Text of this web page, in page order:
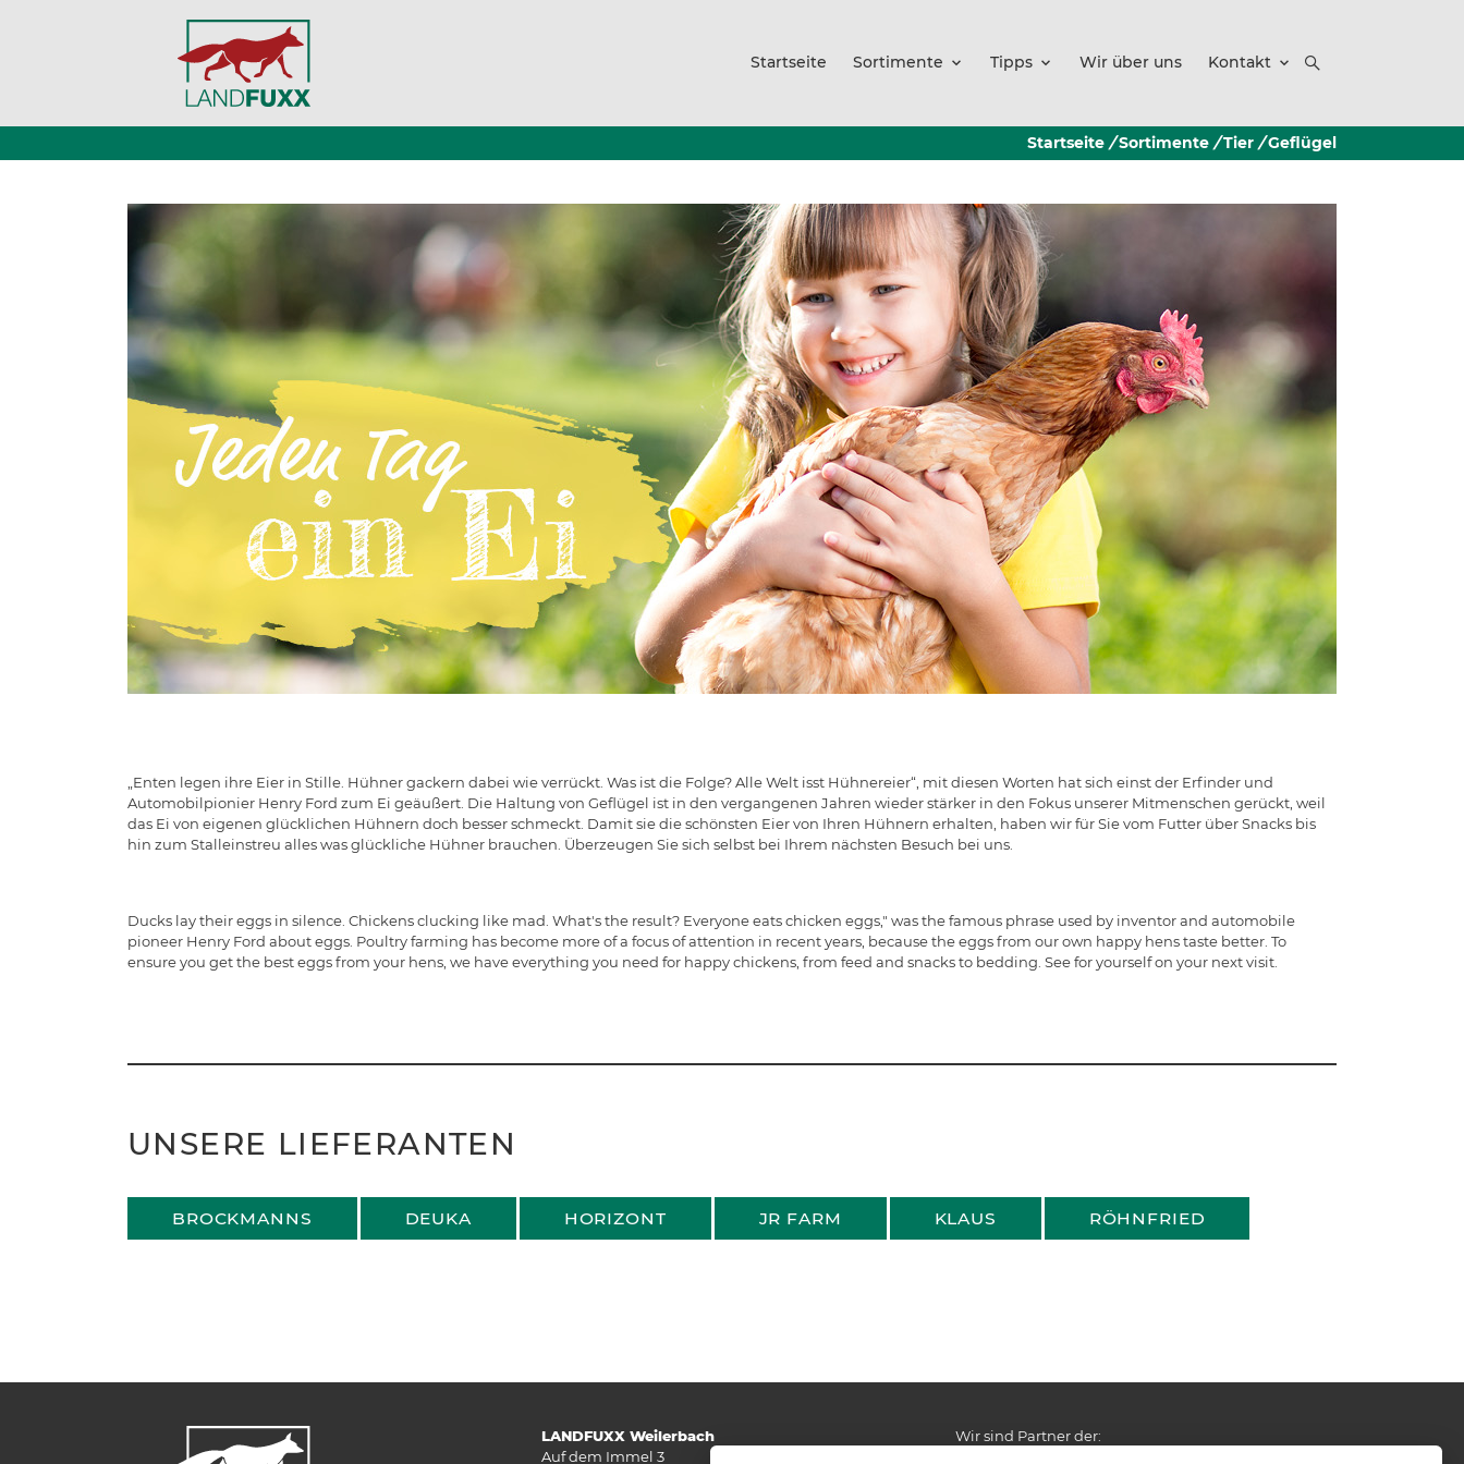
Startseite Sortimente Tipps Wir über uns Kontakt
Startseite / Sortimente / Tier / Geflügel
„Enten legen ihre Eier in Stille. Hühner gackern dabei wie verrückt. Was ist die Folge? Alle Welt isst Hühnereier“, mit diesen Worten hat sich einst der Erfinder und
Automobilpionier Henry Ford zum Ei geäußert. Die Haltung von Geflügel ist in den vergangenen Jahren wieder stärker in den Fokus unserer Mitmenschen gerückt, weil
das Ei von eigenen glücklichen Hühnern doch besser schmeckt. Damit sie die schönsten Eier von Ihren Hühnern erhalten, haben wir für Sie vom Futter über Snacks bis
hin zum Stalleinstreu alles was glückliche Hühner brauchen. Überzeugen Sie sich selbst bei Ihrem nächsten Besuch bei uns.
Ducks lay their eggs in silence. Chickens clucking like mad. What's the result? Everyone eats chicken eggs," was the famous phrase used by inventor and automobile
pioneer Henry Ford about eggs. Poultry farming has become more of a focus of attention in recent years, because the eggs from our own happy hens taste better. To
ensure you get the best eggs from your hens, we have everything you need for happy chickens, from feed and snacks to bedding. See for yourself on your next visit.
UNSERE LIEFERANTEN
BROCKMANNS DEUKA HORIZONT JR FARM KLAUS RÖHNFRIED
LANDFUXX Weilerbach
Auf dem Immel 3
Wir sind Partner der: